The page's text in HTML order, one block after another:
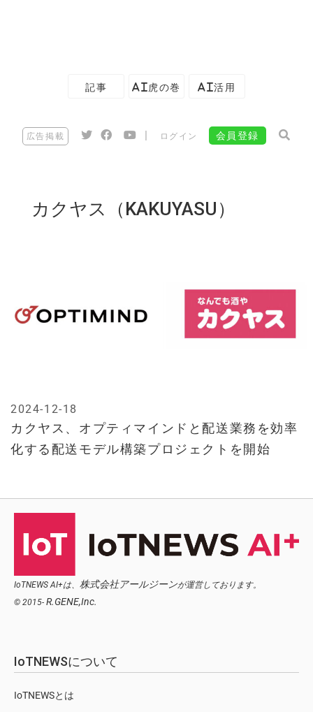
記事 AI虎の巻 AI活用
広告掲載 ログイン 会員登録
カクヤス（KAKUYASU）
カクヤス、オプティマインドと配送業務を効率
化する配送モデル構築プロジェクトを開始
2024-12-18
IoTNEWS AI+は、 株式会社アールジーンが運営しております。
© 2015- R.GENE,Inc.
IoTNEWSについて
IoTNEWSとは